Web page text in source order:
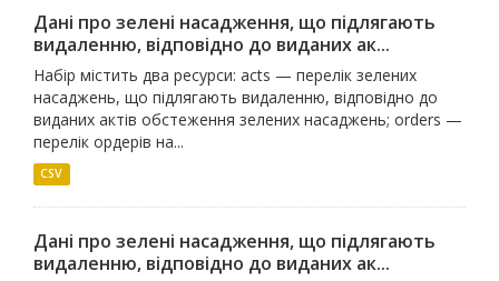
Дані про зелені насадження, що підлягають
видаленню, відповідно до виданих ак...
Набір містить два ресурси: acts — перелік зелених
насаджень, що підлягають видаленню, відповідно до
виданих актів обстеження зелених насаджень; orders —
перелік ордерів на...
CSV
Дані про зелені насадження, що підлягають
видаленню, відповідно до виданих ак...